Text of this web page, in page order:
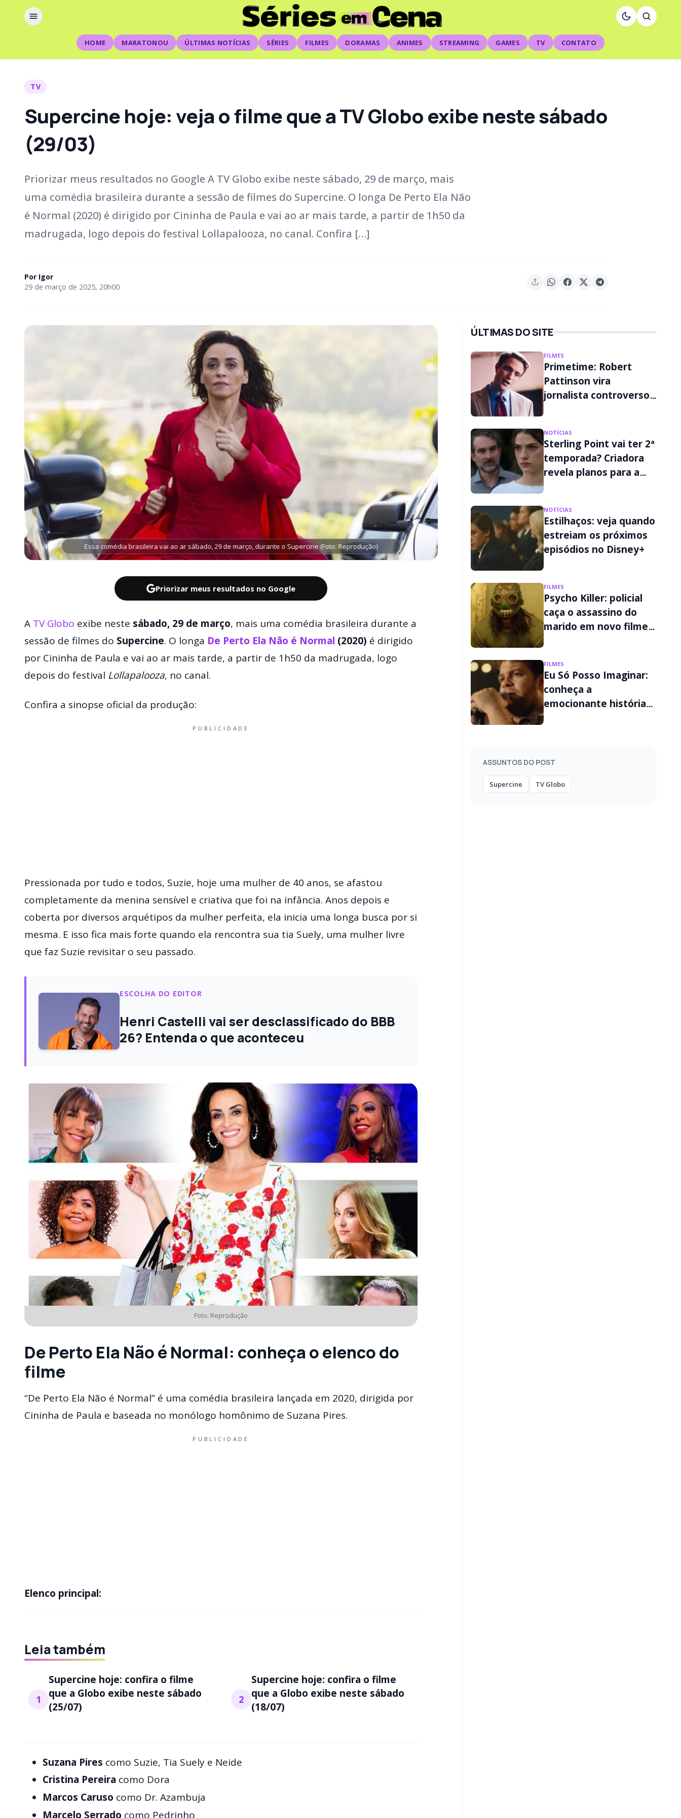
HOME MARATONOU ÚLTIMAS NOTÍCIAS SÉRIES FILMES DORAMAS ANIMES STREAMING GAMES TV CONTATO
TV
Supercine hoje: veja o filme que a TV Globo exibe neste sábado
(29/03)
Priorizar meus resultados no Google A TV Globo exibe neste sábado, 29 de março, mais
uma comédia brasileira durante a sessão de filmes do Supercine. O longa De Perto Ela Não
é Normal (2020) é dirigido por Cininha de Paula e vai ao ar mais tarde, a partir de 1h50 da
madrugada, logo depois do festival Lollapalooza, no canal. Confira […]
Por Igor
29 de março de 2025, 20h00
Essa comédia brasileira vai ao ar sábado, 29 de março, durante o Supercine (Foto: Reprodução)
Priorizar meus resultados no Google
A TV Globo exibe neste sábado, 29 de março, mais uma comédia brasileira durante a
sessão de filmes do Supercine. O longa De Perto Ela Não é Normal (2020) é dirigido
por Cininha de Paula e vai ao ar mais tarde, a partir de 1h50 da madrugada, logo
depois do festival Lollapalooza, no canal.
Confira a sinopse oficial da produção:
PUBLICIDADE
Pressionada por tudo e todos, Suzie, hoje uma mulher de 40 anos, se afastou
completamente da menina sensível e criativa que foi na infância. Anos depois e
coberta por diversos arquétipos da mulher perfeita, ela inicia uma longa busca por si
mesma. E isso fica mais forte quando ela rencontra sua tia Suely, uma mulher livre
que faz Suzie revisitar o seu passado.
ESCOLHA DO EDITOR
Henri Castelli vai ser desclassificado do BBB
26? Entenda o que aconteceu
Foto: Reprodução
De Perto Ela Não é Normal: conheça o elenco do
filme
“De Perto Ela Não é Normal” é uma comédia brasileira lançada em 2020, dirigida por
Cininha de Paula e baseada no monólogo homônimo de Suzana Pires.
PUBLICIDADE
Elenco principal:
Leia também
1
Supercine hoje: confira o filme
que a Globo exibe neste sábado
(25/07)
2
Supercine hoje: confira o filme
que a Globo exibe neste sábado
(18/07)
Suzana Pires como Suzie, Tia Suely e Neide​
Cristina Pereira como Dora​
Marcos Caruso como Dr. Azambuja​
Marcelo Serrado como Pedrinho​
ÚLTIMAS DO SITE
FILMES
Primetime: Robert
Pattinson vira
jornalista controverso
NOTÍCIAS
Sterling Point vai ter 2ª
temporada? Criadora
revela planos para a
NOTÍCIAS
Estilhaços: veja quando
estreiam os próximos
episódios no Disney+
FILMES
Psycho Killer: policial
caça o assassino do
marido em novo filme
FILMES
Eu Só Posso Imaginar:
conheça a
emocionante história
ASSUNTOS DO POST
Supercine TV Globo